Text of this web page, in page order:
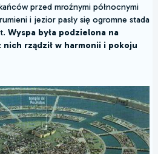
przed mroźnymi północnymi
i jezior pasły się ogromne stada
Wyspa była podzielona na
nich rządził w harmonii i pokoju